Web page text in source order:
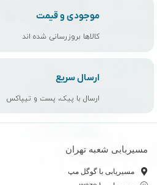
موجودی و قیمت
کالاها بروزرسانی شده اند
ارسال سریع
ارسال با پیک، پست و تیپاکس
مسیربابی شعبه تهران
مسیریابی با گوگل مپ